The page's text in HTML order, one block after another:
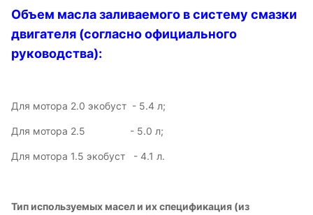
Объем масла заливаемого в систему смазки
двигателя (согласно официального
руководства):
Для мотора 2.0 экобуст - 5.4 л;
Для мотора 2.5 - 5.0 л;
Для мотора 1.5 экобуст - 4.1 л.
Тип используемых масел и их спецификация (из